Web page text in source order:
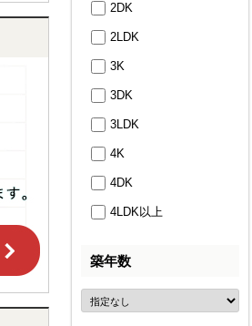
2DK
2LDK
3K
3DK
3LDK
4K
4DK
4LDK以上
築年数